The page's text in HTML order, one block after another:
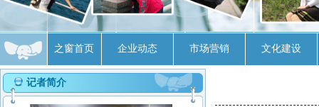
之窗首页 企业动态 市场营销 文化建设
记者简介